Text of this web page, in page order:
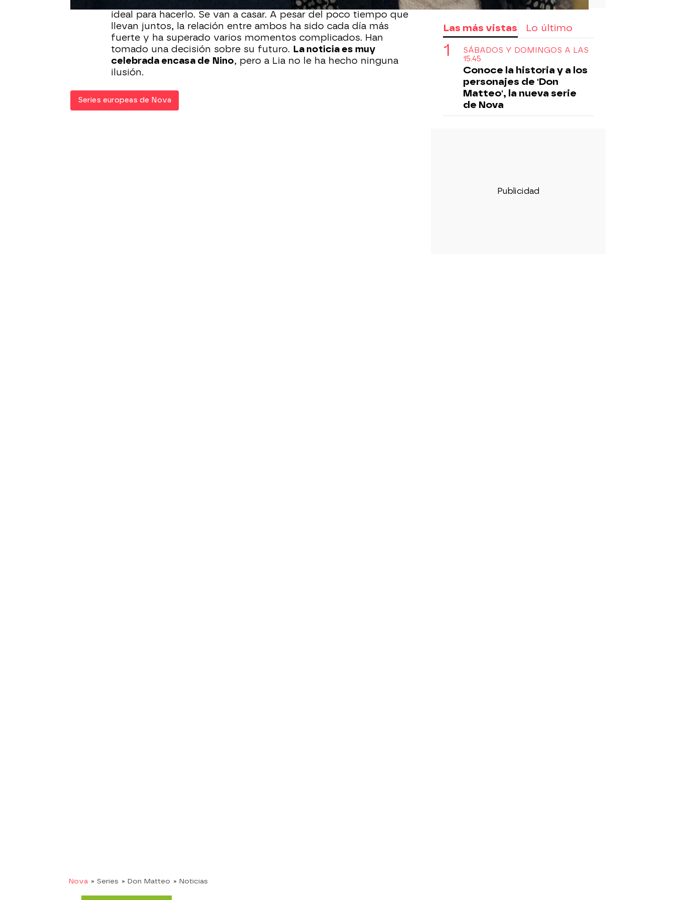
noticia muy importante que darles a todosy es el momento
ideal para hacerlo. Se van a casar. A pesar del poco tiempo que
llevan juntos, la relación entre ambos ha sido cada día más
fuerte y ha superado varios momentos complicados. Han
tomado una decisión sobre su futuro. La noticia es muy
celebrada encasa de Nino, pero a Lia no le ha hecho ninguna
ilusión.
Series europeas de Nova
Nova » Series » Don Matteo » Noticias
Las más vistas Lo último
SÁBADOS Y DOMINGOS A LAS
15.45
Conoce la historia y a los
personajes de 'Don
Matteo', la nueva serie
de Nova